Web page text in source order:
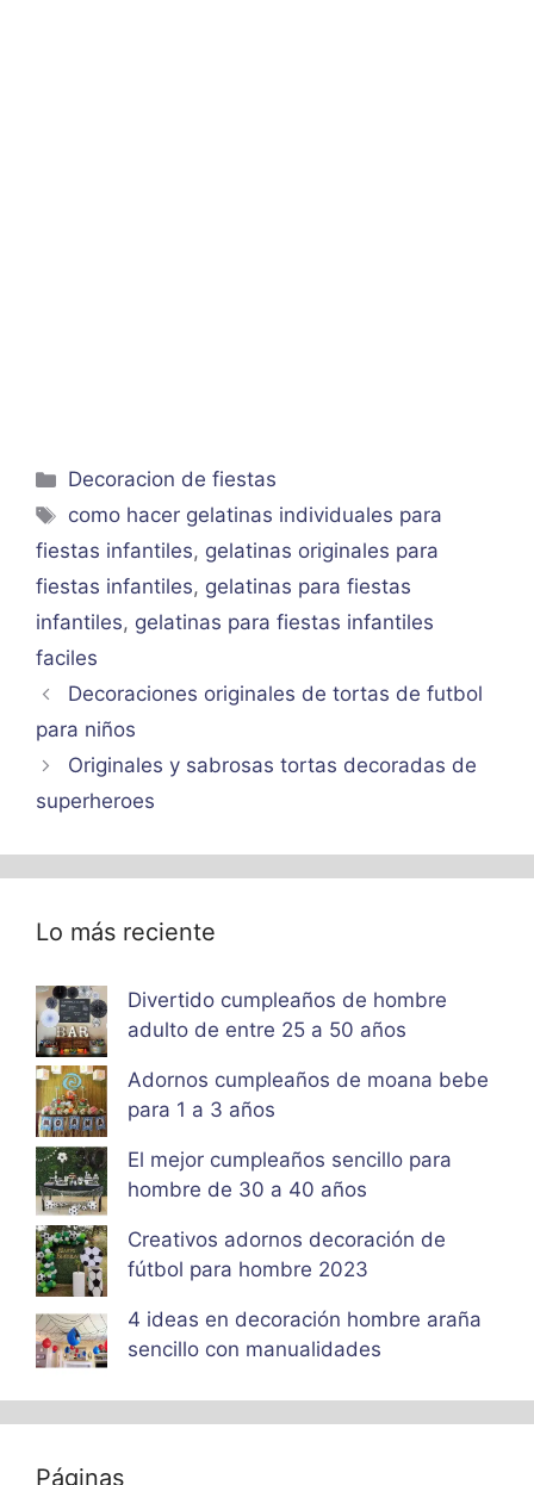
Categorías
Decoracion de fiestas
Etiquetas
como hacer gelatinas individuales para
fiestas infantiles, gelatinas originales para
fiestas infantiles, gelatinas para fiestas
infantiles, gelatinas para fiestas infantiles
faciles
Decoraciones originales de tortas de futbol
para niños
Originales y sabrosas tortas decoradas de
superheroes
Lo más reciente
Divertido cumpleaños de hombre
adulto de entre 25 a 50 años
Adornos cumpleaños de moana bebe
para 1 a 3 años
El mejor cumpleaños sencillo para
hombre de 30 a 40 años
Creativos adornos decoración de
fútbol para hombre 2023
4 ideas en decoración hombre araña
sencillo con manualidades
Páginas